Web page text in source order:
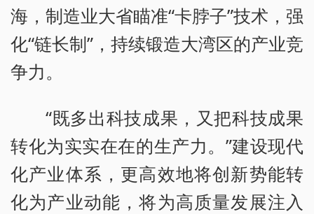
海，制造业大省瞄准“卡脖子”技术，强
化“链长制”，持续锻造大湾区的产业竞
争力。
“既多出科技成果，又把科技成果
转化为实实在在的生产力。”建设现代
化产业体系，更高效地将创新势能转
化为产业动能，将为高质量发展注入